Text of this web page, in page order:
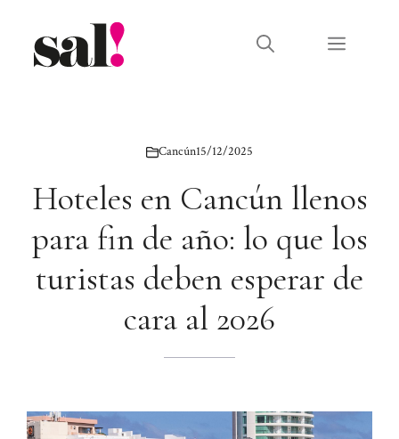
contenido
Menú
Cancún15/12/2025
Hoteles en Cancún llenos
para fin de año: lo que los
turistas deben esperar de
cara al 2026